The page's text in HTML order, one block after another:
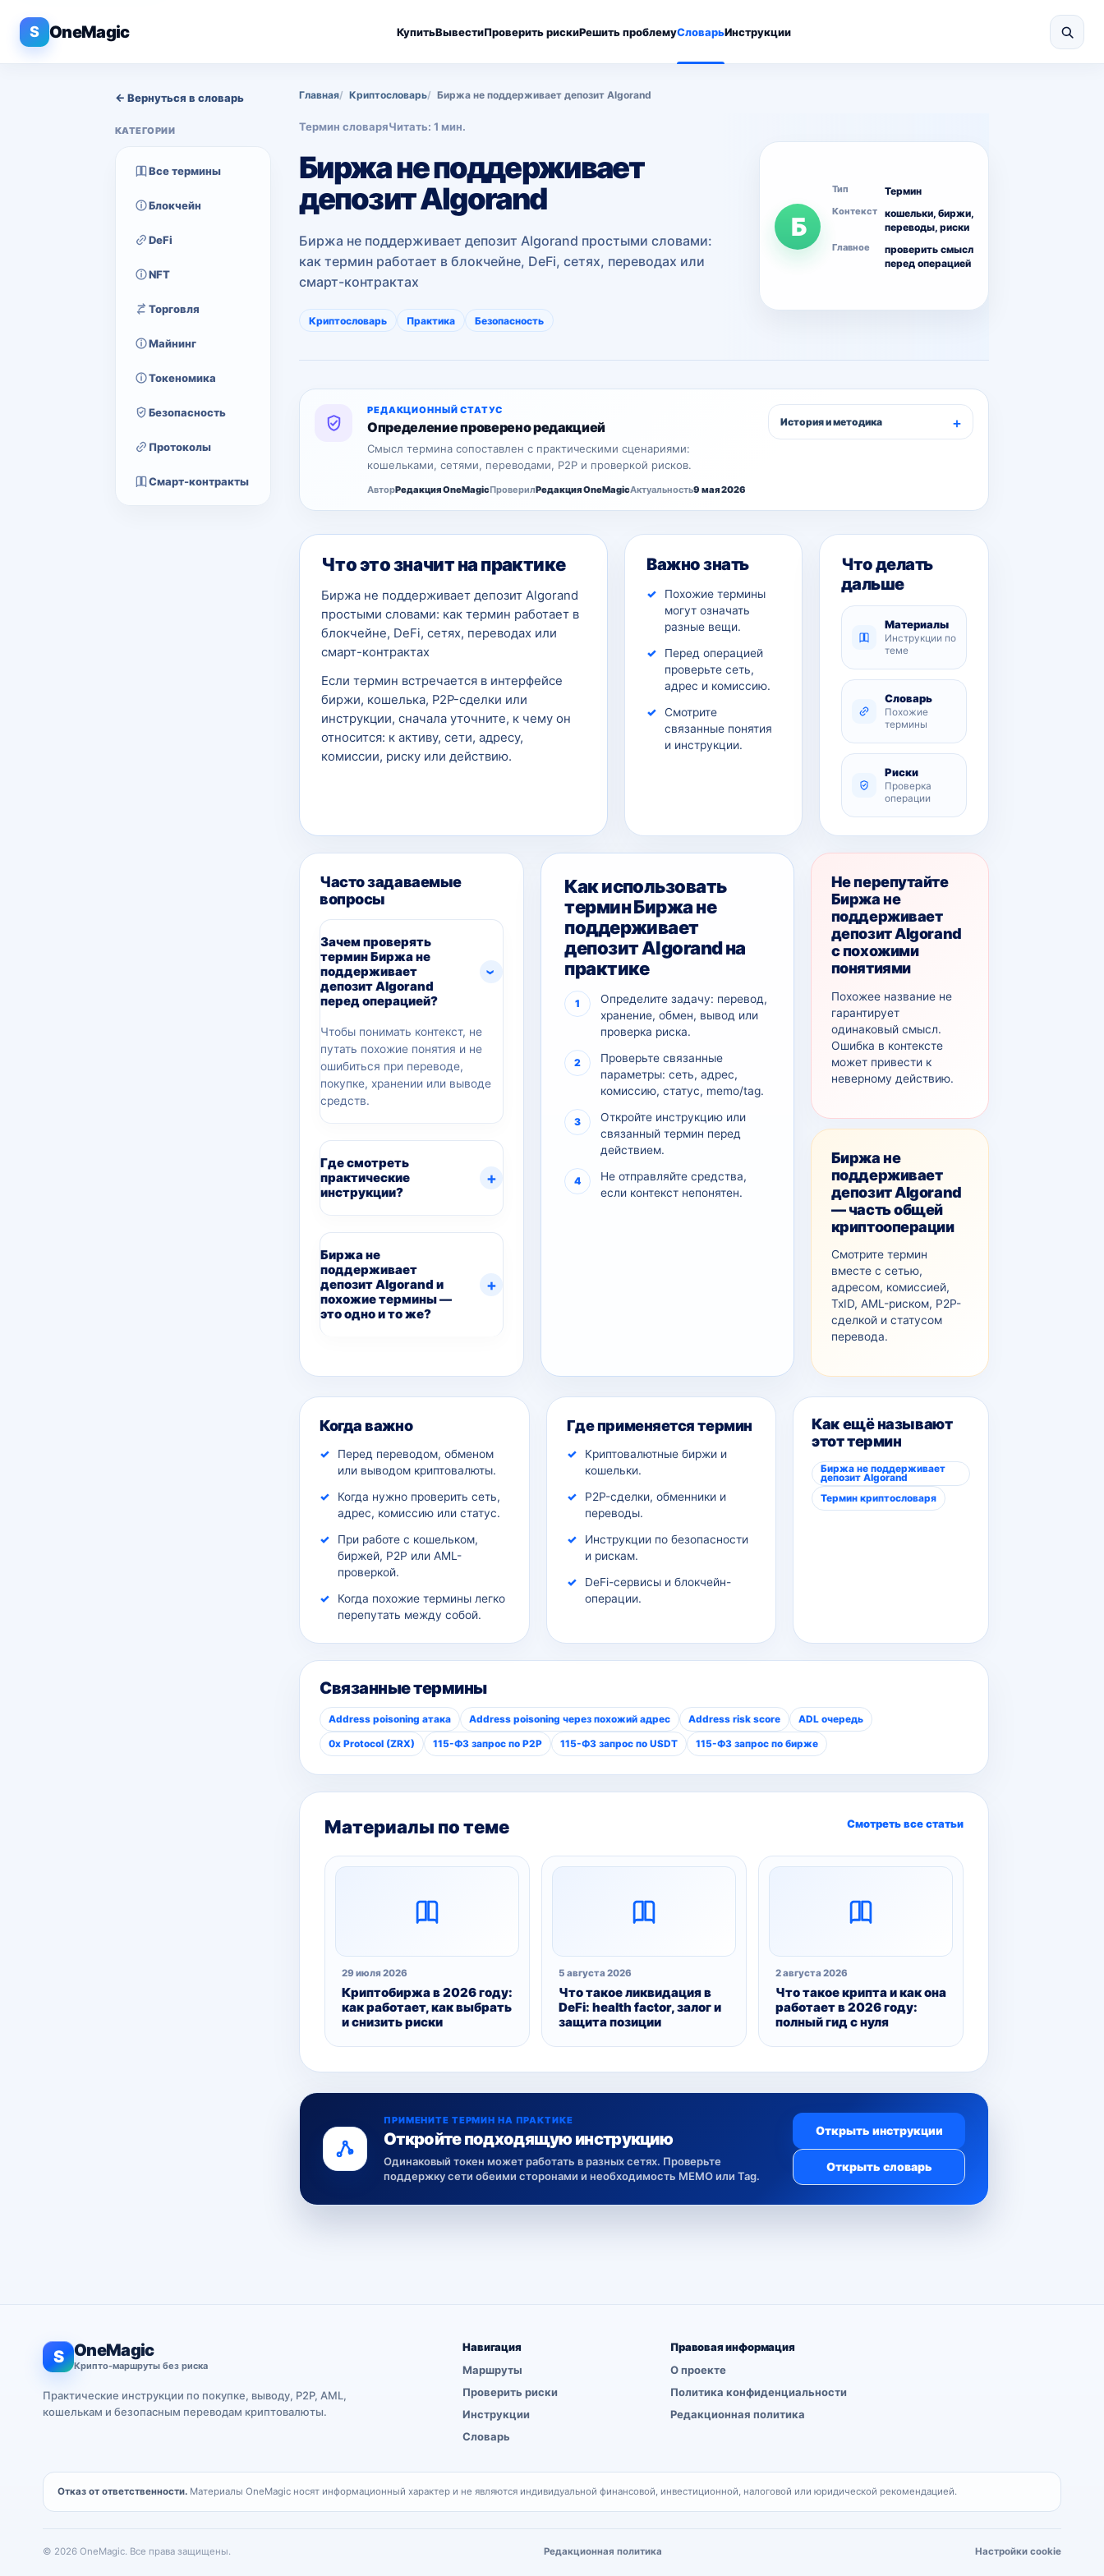
S OneMagic КупитьВывестиПроверить рискиРешить проблемуСловарьИнструкции
← Вернуться в словарь
КАТЕГОРИИ
Все термины
Блокчейн
DeFi
NFT
Торговля
Майнинг
Токеномика
Безопасность
Протоколы
Смарт-контракты
Главная Криптословарь Биржа не поддерживает депозит Algorand
Термин словаряЧитать: 1 мин.
Биржа не поддерживает
депозит Algorand
Биржа не поддерживает депозит Algorand простыми словами:
как термин работает в блокчейне, DeFi, сетях, переводах или
смарт-контрактах
Криптословарь Практика Безопасность
Б
Тип Термин
Контекст
кошельки, биржи,
переводы, риски
Главное
проверить смысл
перед операцией
РЕДАКЦИОННЫЙ СТАТУС
Определение проверено редакцией
Смысл термина сопоставлен с практическими сценариями:
кошельками, сетями, переводами, P2P и проверкой рисков.
АвторРедакция OneMagicПроверилРедакция OneMagicАктуальность9 мая 2026
История и методика
Что это значит на практике
Биржа не поддерживает депозит Algorand
простыми словами: как термин работает в
блокчейне, DeFi, сетях, переводах или
смарт-контрактах
Если термин встречается в интерфейсе
биржи, кошелька, P2P-сделки или
инструкции, сначала уточните, к чему он
относится: к активу, сети, адресу,
комиссии, риску или действию.
Важно знать
Похожие термины
могут означать
разные вещи.
Перед операцией
проверьте сеть,
адрес и комиссию.
Смотрите
связанные понятия
и инструкции.
Что делать
дальше
Материалы
Инструкции по
теме
Словарь
Похожие
термины
Риски
Проверка
операции
Часто задаваемые
вопросы
Зачем проверять
термин Биржа не
поддерживает
депозит Algorand
перед операцией?
Чтобы понимать контекст, не
путать похожие понятия и не
ошибиться при переводе,
покупке, хранении или выводе
средств.
Где смотреть
практические
инструкции?
Биржа не
поддерживает
депозит Algorand и
похожие термины —
это одно и то же?
Как использовать
термин Биржа не
поддерживает
депозит Algorand на
практике
Определите задачу: перевод,
хранение, обмен, вывод или
проверка риска.
Проверьте связанные
параметры: сеть, адрес,
комиссию, статус, memo/tag.
Откройте инструкцию или
связанный термин перед
действием.
Не отправляйте средства,
если контекст непонятен.
Не перепутайте
Биржа не
поддерживает
депозит Algorand
с похожими
понятиями
Похожее название не
гарантирует
одинаковый смысл.
Ошибка в контексте
может привести к
неверному действию.
Биржа не
поддерживает
депозит Algorand
— часть общей
криптооперации
Смотрите термин
вместе с сетью,
адресом, комиссией,
TxID, AML-рискoм, P2P-
сделкой и статусом
перевода.
Дополнительный контекст
Когда важно
Перед переводом, обменом
или выводом криптовалюты.
Когда нужно проверить сеть,
адрес, комиссию или статус.
При работе с кошельком,
биржей, P2P или AML-
проверкой.
Когда похожие термины легко
перепутать между собой.
Где применяется термин
Криптовалютные биржи и
кошельки.
P2P-сделки, обменники и
переводы.
Инструкции по безопасности
и рискам.
DeFi-сервисы и блокчейн-
операции.
Как ещё называют
этот термин
Биржа не поддерживает
депозит Algorand
Термин криптословаря
Связанные термины
Address poisoning атака Address poisoning через похожий адрес Address risk score ADL очередь
0x Protocol (ZRX) 115-ФЗ запрос по P2P 115-ФЗ запрос по USDT 115-ФЗ запрос по бирже
Материалы по теме Смотреть все статьи
29 июля 2026
Криптобиржа в 2026 году:
как работает, как выбрать
и снизить риски
5 августа 2026
Что такое ликвидация в
DeFi: health factor, залог и
защита позиции
2 августа 2026
Что такое крипта и как она
работает в 2026 году:
полный гид с нуля
ПРИМЕНИТЕ ТЕРМИН НА ПРАКТИКЕ
Откройте подходящую инструкцию
Одинаковый токен может работать в разных сетях. Проверьте
поддержку сети обеими сторонами и необходимость MEMO или Tag.
Открыть инструкции
Открыть словарь
S OneMagic
Крипто-маршруты без риска
Практические инструкции по покупке, выводу, P2P, AML,
кошелькам и безопасным переводам криптовалюты.
Навигация
Маршруты
Проверить риски
Инструкции
Словарь
Правовая информация
О проекте
Политика конфиденциальности
Редакционная политика
Отказ от ответственности. Материалы OneMagic носят информационный характер и не являются индивидуальной финансовой, инвестиционной, налоговой или юридической рекомендацией.
© 2026 OneMagic. Все права защищены. Редакционная политика Настройки cookie